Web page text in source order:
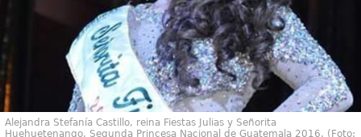
Alejandra Stefanía Castillo, reina Fiestas Julias y Señorita
Huehuetenango, Segunda Princesa Nacional de Guatemala 2016. (Foto: